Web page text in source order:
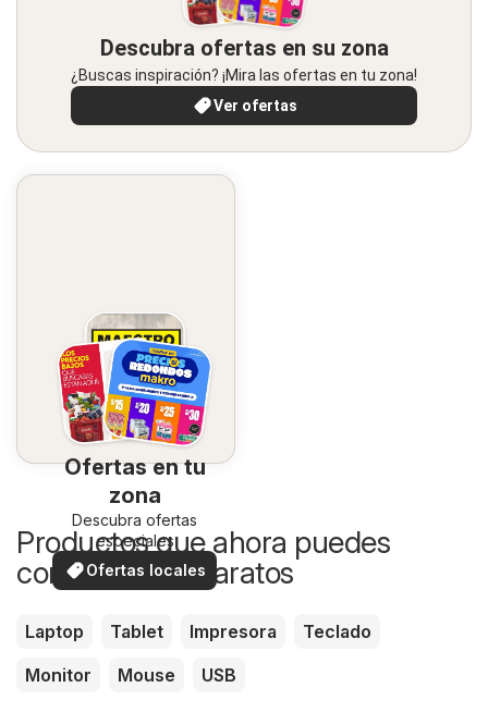
Descubra ofertas en su zona
¿Buscas inspiración? ¡Mira las ofertas en tu zona!
Ver ofertas
Ofertas en tu
zona
Descubra ofertas
especiales
Ofertas locales
Productos que ahora puedes
comprar más baratos
Laptop Tablet Impresora
Teclado
Monitor
Mouse USB